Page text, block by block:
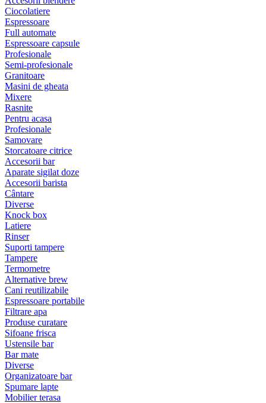
Ciocolatiere
Espressoare
Full automate
Espressoare capsule
Profesionale
Semi-profesionale
Granitoare
Masini de gheata
Mixere
Rasnite
Pentru acasa
Profesionale
Samovare
Storcatoare citrice
Accesorii bar
Aparate sigilat doze
Accesorii barista
Cântare
Diverse
Knock box
Latiere
Rinser
Suporti tampere
Tampere
Termometre
Alternative brew
Cani reutilizabile
Espressoare portabile
Filtrare apa
Produse curatare
Sifoane frisca
Ustensile bar
Bar mate
Diverse
Organizatoare bar
Spumare lapte
Mobilier terasa